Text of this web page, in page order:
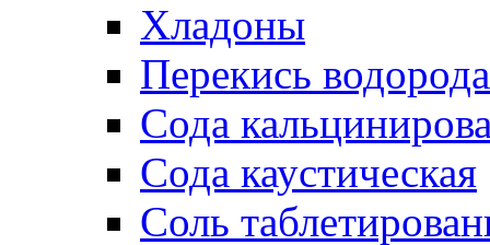
Хладоны
Перекись водорода
Сода
Сода каустическая
Соль